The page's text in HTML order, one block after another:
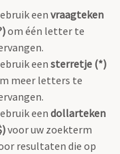
eenvraagteken
om één letter te
eensterretje (*)
meer letters te
eendollarteken
voor uw zoekterm
resultaten die op